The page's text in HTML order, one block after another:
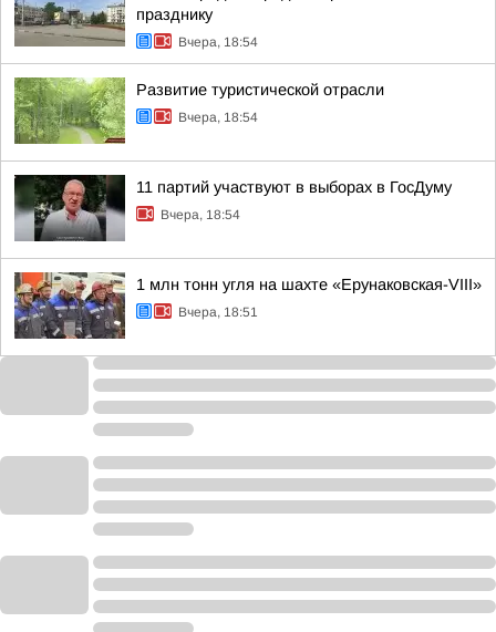
празднику
Вчера, 18:54
Развитие туристической отрасли
Вчера, 18:54
11 партий участвуют в выборах в ГосДуму
Вчера, 18:54
1 млн тонн угля на шахте «Ерунаковская-VIII»
Вчера, 18:51